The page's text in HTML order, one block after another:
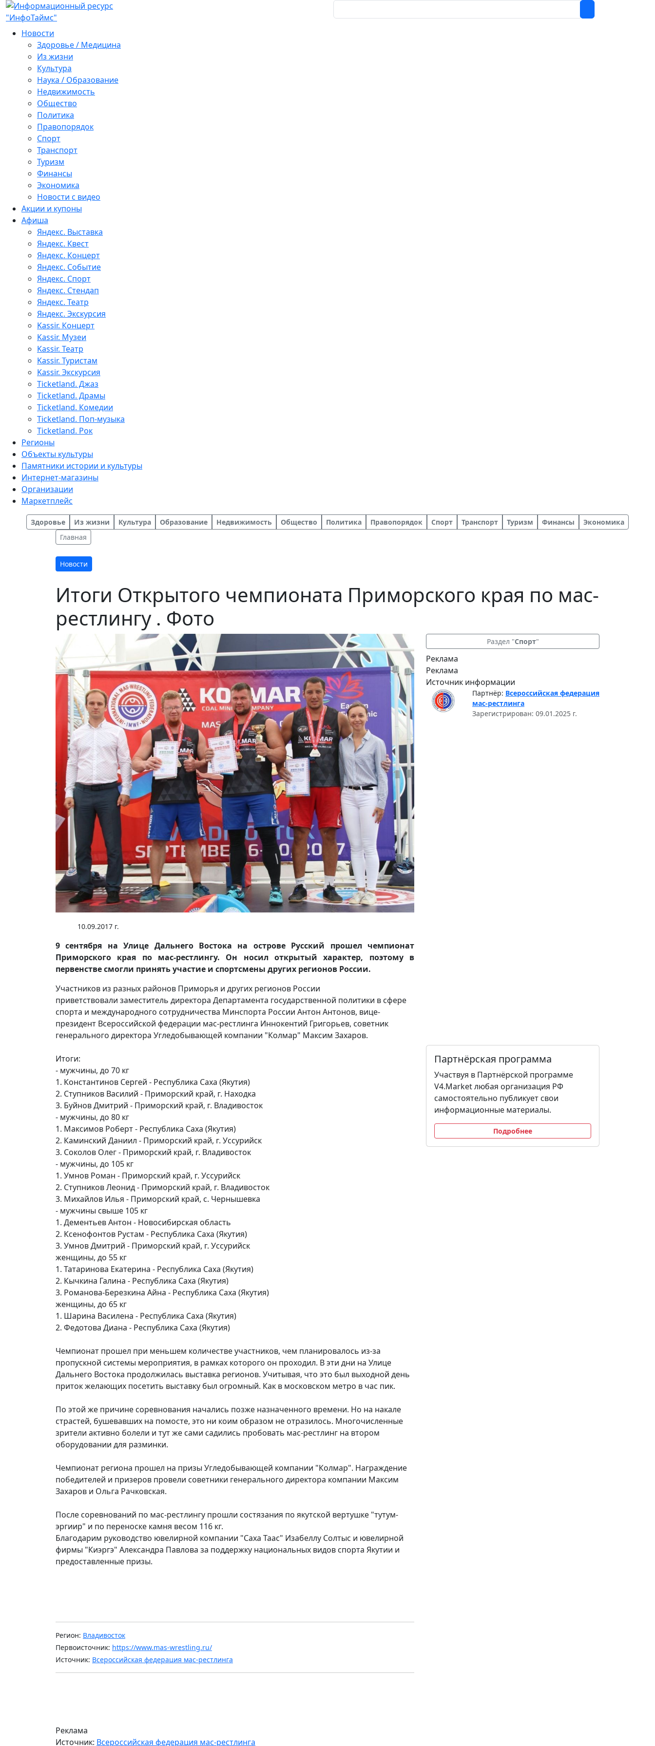
Новости
Здоровье / Медицина
Из жизни
Культура
Наука / Образование
Недвижимость
Общество
Политика
Правопорядок
Спорт
Транспорт
Туризм
Финансы
Экономика
Новости с видео
Акции и купоны
Афиша
Яндекс. Выставка
Яндекс. Квест
Яндекс. Концерт
Яндекс. Событие
Яндекс. Спорт
Яндекс. Стендап
Яндекс. Театр
Яндекс. Экскурсия
Kassir. Концерт
Kassir. Музеи
Kassir. Театр
Kassir. Туристам
Kassir. Экскурсия
Ticketland. Джаз
Ticketland. Драмы
Ticketland. Комедии
Ticketland. Поп-музыка
Ticketland. Рок
Регионы
Объекты культуры
Памятники истории и культуры
Интернет-магазины
Организации
Маркетплейс
Здоровье Из жизни Культура Образование Недвижимость Общество Политика Правопорядок Спорт Транспорт Туризм Финансы
Экономика
Главная
Новости
Итоги Открытого чемпионата Приморского края по мас-
рестлингу . Фото
10.09.2017 г.
9 сентября на Улице Дальнего Востока на острове Русский прошел чемпионат
Приморского края по мас-рестлингу. Он носил открытый характер, поэтому в
первенстве смогли принять участие и спортсмены других регионов России.
Участников из разных районов Приморья и других регионов России
приветствовали заместитель директора Департамента государственной политики в сфере
спорта и международного сотрудничества Минспорта России Антон Антонов, вице-
президент Всероссийской федерации мас-рестлинга Иннокентий Григорьев, советник
генерального директора Угледобывающей компании "Колмар" Максим Захаров.
Итоги:
- мужчины, до 70 кг
1. Константинов Сергей - Республика Саха (Якутия)
2. Ступников Василий - Приморский край, г. Находка
3. Буйнов Дмитрий - Приморский край, г. Владивосток
- мужчины, до 80 кг
1. Максимов Роберт - Республика Саха (Якутия)
2. Каминский Даниил - Приморский край, г. Уссурийск
3. Соколов Олег - Приморский край, г. Владивосток
- мужчины, до 105 кг
1. Умнов Роман - Приморский край, г. Уссурийск
2. Ступников Леонид - Приморский край, г. Владивосток
3. Михайлов Илья - Приморский край, с. Чернышевка
- мужчины свыше 105 кг
1. Дементьев Антон - Новосибирская область
2. Ксенофонтов Рустам - Республика Саха (Якутия)
3. Умнов Дмитрий - Приморский край, г. Уссурийск
женщины, до 55 кг
1. Татаринова Екатерина - Республика Саха (Якутия)
2. Кычкина Галина - Республика Саха (Якутия)
3. Романова-Березкина Айна - Республика Саха (Якутия)
женщины, до 65 кг
1. Шарина Василена - Республика Саха (Якутия)
2. Федотова Диана - Республика Саха (Якутия)
Чемпионат прошел при меньшем количестве участников, чем планировалось из-за
пропускной системы мероприятия, в рамках которого он проходил. В эти дни на Улице
Дальнего Востока продолжилась выставка регионов. Учитывая, что это был выходной день
приток желающих посетить выставку был огромный. Как в московском метро в час пик.
По этой же причине соревнования начались позже назначенного времени. Но на накале
страстей, бушевавших на помосте, это ни коим образом не отразилось. Многочисленные
зрители активно болели и тут же сами садились пробовать мас-рестлинг на втором
оборудовании для разминки.
Чемпионат региона прошел на призы Угледобывающей компании "Колмар". Награждение
победителей и призеров провели советники генерального директора компании Максим
Захаров и Ольга Рачковская.
После соревнований по мас-рестлингу прошли состязания по якутской вертушке "тутум-
эргиир" и по переноске камня весом 116 кг.
Благодарим руководство ювелирной компании "Саха Таас" Изабеллу Солтыс и ювелирной
фирмы "Киэргэ" Александра Павлова за поддержку национальных видов спорта Якутии и
предоставленные призы.
Регион: Владивосток
Первоисточник: https://www.mas-wrestling.ru/
Источник: Всероссийская федерация мас-рестлинга
Реклама
Источник: Всероссийская федерация мас-рестлинга
Раздел "Спорт"
Реклама
Реклама
Источник информации
Партнёр: Всероссийская федерация
мас-рестлинга
Зарегистрирован: 09.01.2025 г.
Партнёрская программа
Участвуя в Партнёрской программе
V4.Market любая организация РФ
самостоятельно публикует свои
информационные материалы.
Подробнее